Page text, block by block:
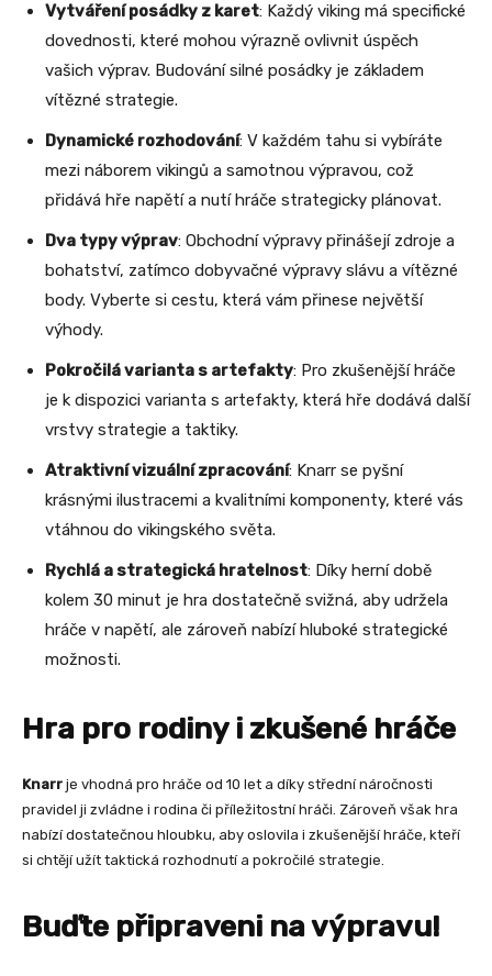
Vytváření posádky z karet: Každý viking má specifické
dovednosti, které mohou výrazně ovlivnit úspěch
vašich výprav. Budování silné posádky je základem
vítězné strategie.
Dynamické rozhodování: V každém tahu si vybíráte
mezi náborem vikingů a samotnou výpravou, což
přidává hře napětí a nutí hráče strategicky plánovat.
Dva typy výprav: Obchodní výpravy přinášejí zdroje a
bohatství, zatímco dobyvačné výpravy slávu a vítězné
body. Vyberte si cestu, která vám přinese největší
výhody.
Pokročilá varianta s artefakty: Pro zkušenější hráče
je k dispozici varianta s artefakty, která hře dodává další
vrstvy strategie a taktiky.
Atraktivní vizuální zpracování: Knarr se pyšní
krásnými ilustracemi a kvalitními komponenty, které vás
vtáhnou do vikingského světa.
Rychlá a strategická hratelnost: Díky herní době
kolem 30 minut je hra dostatečně svižná, aby udržela
hráče v napětí, ale zároveň nabízí hluboké strategické
možnosti.
Hra pro rodiny i zkušené hráče
Knarr je vhodná pro hráče od 10 let a díky střední náročnosti
pravidel ji zvládne i rodina či příležitostní hráči. Zároveň však hra
nabízí dostatečnou hloubku, aby oslovila i zkušenější hráče, kteří
si chtějí užít taktická rozhodnutí a pokročilé strategie.
Buďte připraveni na výpravu!